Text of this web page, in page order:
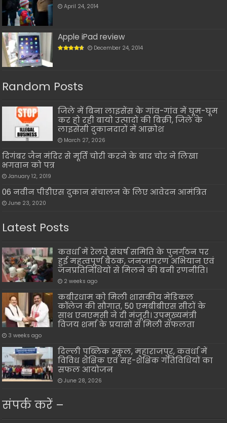
April 24, 2014
Apple iPad review
December 24, 2014
Random Posts
जिले में बिना लाइसेंस के गांव-गांव में घूम-घूम
कर हो रही बायो उत्पादों की बिक्री, जिले के
लाइसेंसी दुकानदारों में आक्रोश
March 27, 2026
दिगंबर जैन मंदिर से मूर्ति चोरी करने के बाद चोर ने लिखा
भगवान को पत्र
January 12, 2019
06 नवीन पीडीएस दुकान संचालन के लिए आवेदन आमंत्रित
June 23, 2020
Latest Posts
कवर्धा में रेलवे संघर्ष समिति के पुनर्गठन पर
हुई महत्वपूर्ण बैठक, जनजागरण अभियान एवं
जनप्रतिनिधियों से मिलने की बनी रणनीति।
2 weeks ago
कबीरधाम को मिली शासकीय मेडिकल
कॉलेज की सौगात, 50 एमबीबीएस सीटों के
साथ एनएमसी ने दी मंजूरी। उपमुख्यमंत्री
विजय शर्मा के प्रयासों से मिली सफलता
3 weeks ago
दिल्ली पब्लिक स्कूल, महाराजपुर, कवर्धा में
विविध शैक्षिक एवं सह-शैक्षिक गतिविधियों का
सफल आयोजन
June 28, 2026
संपर्क करें –